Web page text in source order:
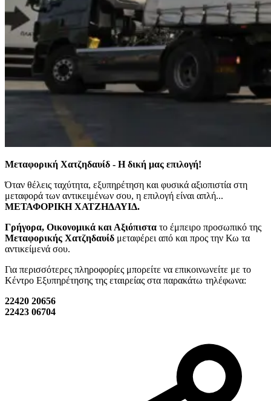
Μεταφορική Χατζηδαυίδ - Η δική μας επιλογή!
Όταν θέλεις ταχύτητα, εξυπηρέτηση και φυσικά αξιοπιστία στη
μεταφορά των αντικειμένων σου, η επιλογή είναι απλή...
ΜΕΤΑΦΟΡΙΚΗ ΧΑΤΖΗΔΑΥΙΔ.
Γρήγορα, Οικονομικά και Αξιόπιστα το έμπειρο προσωπικό της
Μεταφορικής Χατζηδαυίδ μεταφέρει από και προς την Κω τα
αντικείμενά σου.
Για περισσότερες πληροφορίες μπορείτε να επικοινωνείτε με το
Κέντρο Εξυπηρέτησης της εταιρείας στα παρακάτω τηλέφωνα:
22420 20656
22423 06704